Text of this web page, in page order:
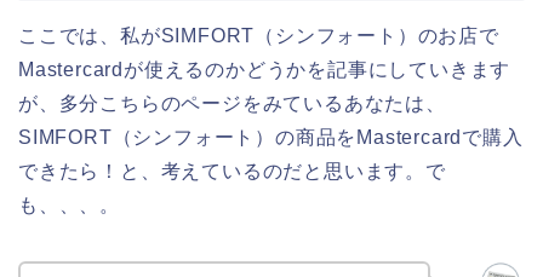
ここでは、私がSIMFORT（シンフォート）のお店で
Mastercardが使えるのかどうかを記事にしていきます
が、多分こちらのページをみているあなたは、
SIMFORT（シンフォート）の商品をMastercardで購入
できたら！と、考えているのだと思います。で
も、、、。